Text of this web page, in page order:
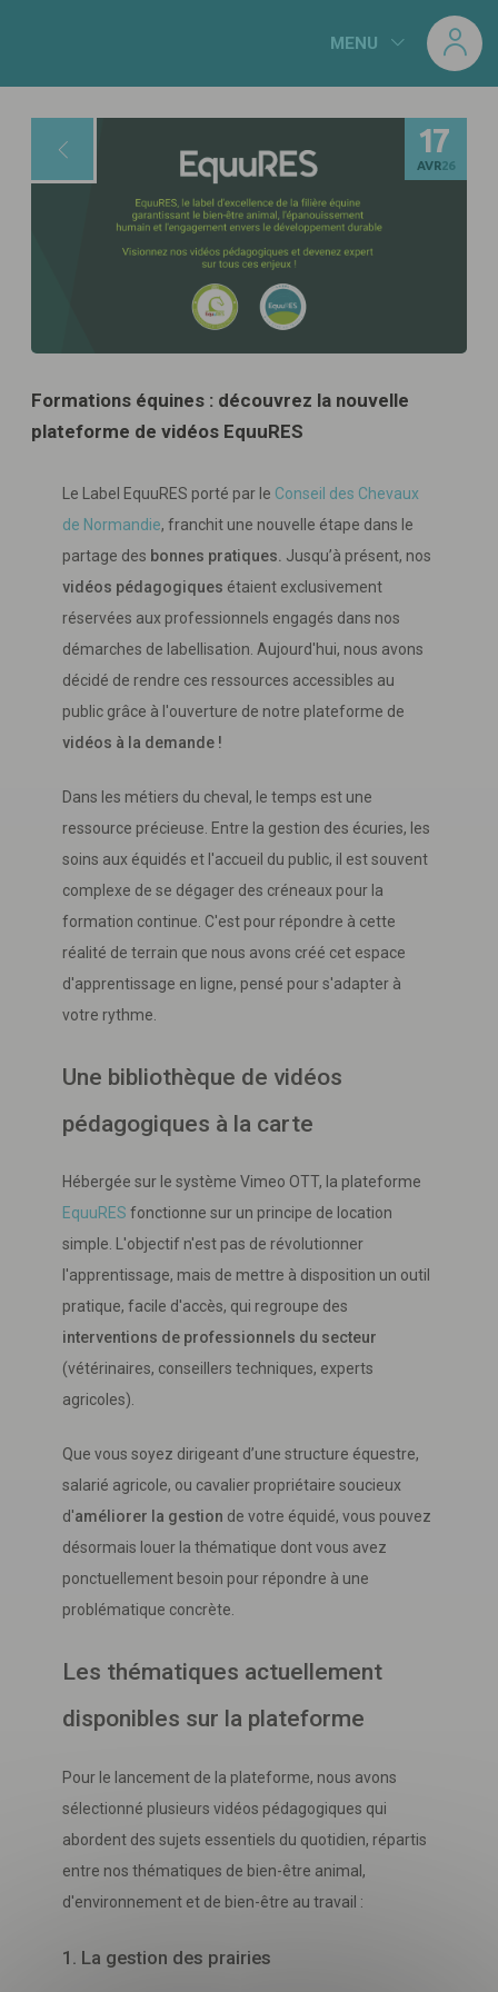
MENU
17
AVR26
Formations équines : découvrez la nouvelle
plateforme de vidéos EquuRES
Le Label EquuRES porté par le Conseil des Chevaux
de Normandie, franchit une nouvelle étape dans le
partage des bonnes pratiques. Jusqu’à présent, nos
vidéos pédagogiques étaient exclusivement
réservées aux professionnels engagés dans nos
démarches de labellisation. Aujourd'hui, nous avons
décidé de rendre ces ressources accessibles au
public grâce à l'ouverture de notre plateforme de
vidéos à la demande !
Dans les métiers du cheval, le temps est une
ressource précieuse. Entre la gestion des écuries, les
soins aux équidés et l'accueil du public, il est souvent
complexe de se dégager des créneaux pour la
formation continue. C'est pour répondre à cette
réalité de terrain que nous avons créé cet espace
d'apprentissage en ligne, pensé pour s'adapter à
votre rythme.
Une bibliothèque de vidéos
pédagogiques à la carte
Hébergée sur le système Vimeo OTT, la plateforme
EquuRES fonctionne sur un principe de location
simple. L'objectif n'est pas de révolutionner
l'apprentissage, mais de mettre à disposition un outil
pratique, facile d'accès, qui regroupe des
interventions de professionnels du secteur
(vétérinaires, conseillers techniques, experts
agricoles).
Que vous soyez dirigeant d’une structure équestre,
salarié agricole, ou cavalier propriétaire soucieux
d'améliorer la gestion de votre équidé, vous pouvez
désormais louer la thématique dont vous avez
ponctuellement besoin pour répondre à une
problématique concrète.
Les thématiques actuellement
disponibles sur la plateforme
Pour le lancement de la plateforme, nous avons
sélectionné plusieurs vidéos pédagogiques qui
abordent des sujets essentiels du quotidien, répartis
entre nos thématiques de bien-être animal,
d'environnement et de bien-être au travail :
1. La gestion des prairies
Télécharger votre fichier